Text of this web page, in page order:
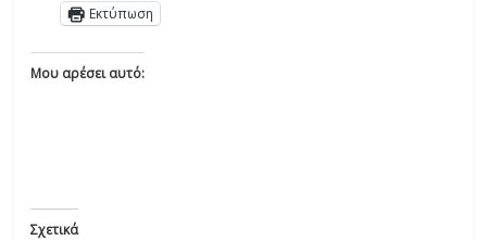
Εκτύπωση
Μου αρέσει αυτό:
Σχετικά